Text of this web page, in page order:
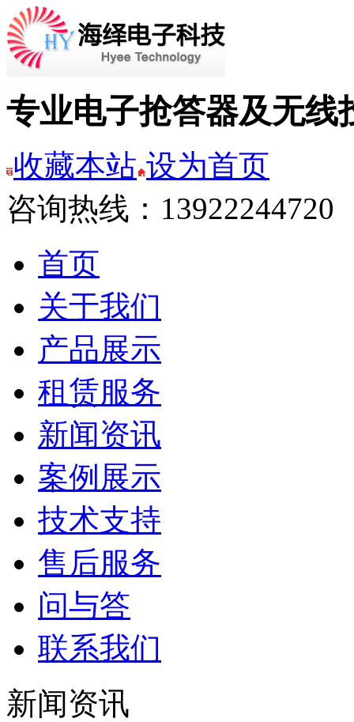
专业电子抢答器及无线
收藏本站 设为首页
咨询热线：13922244720
首页
关于我们
产品展示
租赁服务
新闻资讯
案例展示
技术支持
售后服务
问与答
联系我们
新闻资讯